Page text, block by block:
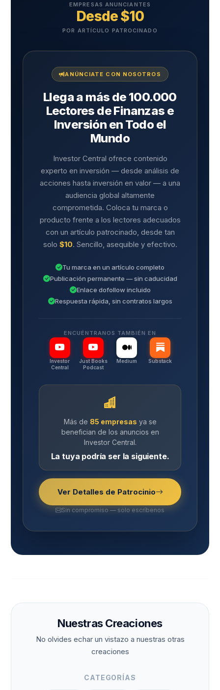
EMPRESAS ANUNCIANTES
Desde $10
POR ARTÍCULO PATROCINADO
ANÚNCIATE CON NOSOTROS
Llega a más de 100.000
Lectores de Finanzas e
Inversión en Todo el
Mundo
Investor Central ofrece contenido
experto en inversión — desde análisis de
acciones hasta inversión en valor — a una
audiencia global altamente
comprometida. Coloca tu marca o
producto frente a los lectores adecuados
con un artículo patrocinado, desde tan
solo $10. Sencillo, asequible y efectivo.
Tu marca en un artículo completo
Publicación permanente — sin caducidad
Enlace dofollow incluido
Respuesta rápida, sin contratos largos
ENCUÉNTRANOS TAMBIÉN EN
Investor
Central
Just Books
Podcast
Medium Substack
Más de 85 empresas ya se
benefician de los anuncios en
Investor Central.
La tuya podría ser la siguiente.
Ver Detalles de Patrocinio
Sin compromiso — solo escríbenos
Nuestras Creaciones
No olvides echar un vistazo a nuestras otras
creaciones
CATEGORÍAS